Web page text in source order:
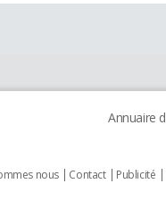
Annuaire
nous Contact Publicité